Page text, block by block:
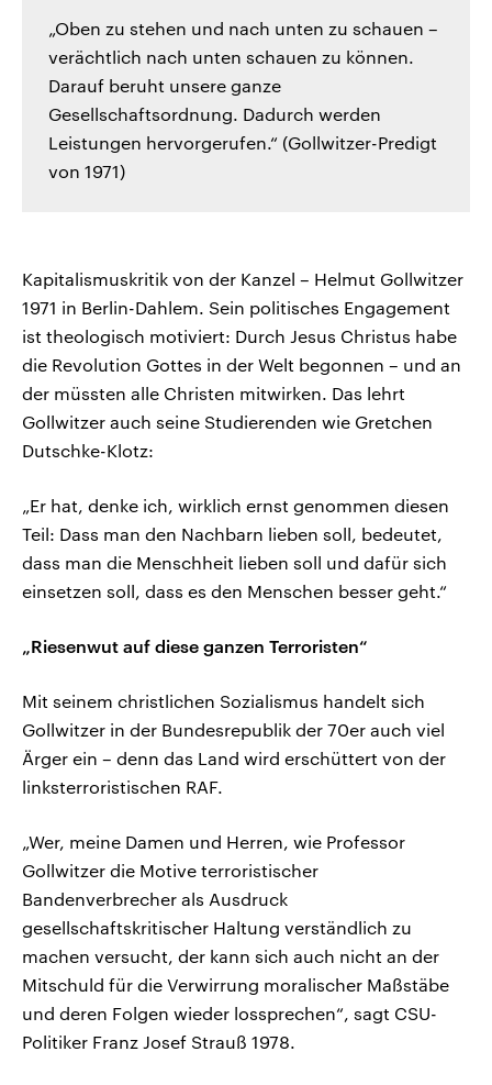
„Oben zu stehen und nach unten zu schauen –
verächtlich nach unten schauen zu können.
Darauf beruht unsere ganze
Gesellschaftsordnung. Dadurch werden
Leistungen hervorgerufen.“ (Gollwitzer-Predigt
von 1971)
Kapitalismuskritik von der Kanzel – Helmut Gollwitzer
1971 in Berlin-Dahlem. Sein politisches Engagement
ist theologisch motiviert: Durch Jesus Christus habe
die Revolution Gottes in der Welt begonnen – und an
der müssten alle Christen mitwirken. Das lehrt
Gollwitzer auch seine Studierenden wie Gretchen
Dutschke-Klotz:
„Er hat, denke ich, wirklich ernst genommen diesen
Teil: Dass man den Nachbarn lieben soll, bedeutet,
dass man die Menschheit lieben soll und dafür sich
einsetzen soll, dass es den Menschen besser geht.“
„Riesenwut auf diese ganzen Terroristen“
Mit seinem christlichen Sozialismus handelt sich
Gollwitzer in der Bundesrepublik der 70er auch viel
Ärger ein – denn das Land wird erschüttert von der
linksterroristischen RAF.
„Wer, meine Damen und Herren, wie Professor
Gollwitzer die Motive terroristischer
Bandenverbrecher als Ausdruck
gesellschaftskritischer Haltung verständlich zu
machen versucht, der kann sich auch nicht an der
Mitschuld für die Verwirrung moralischer Maßstäbe
und deren Folgen wieder lossprechen“, sagt CSU-
Politiker Franz Josef Strauß 1978.